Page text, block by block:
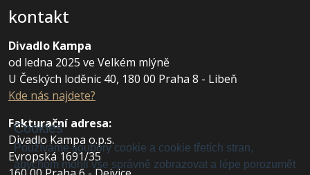
kontakt
Divadlo Kampa
od ledna 2025 ve Velkém mlýně
U Českých loděnic 40, 180 00 Praha 8 - Libeň
Kde nás najdete?
Fakturační adresa:
Divadlo Kampa o.p.s.
Evropská 1691/35
Cookies
Používáme soubory cookie a cookie třetích stran,
abychom mohli vše správně zobrazovat a lépe porozumět